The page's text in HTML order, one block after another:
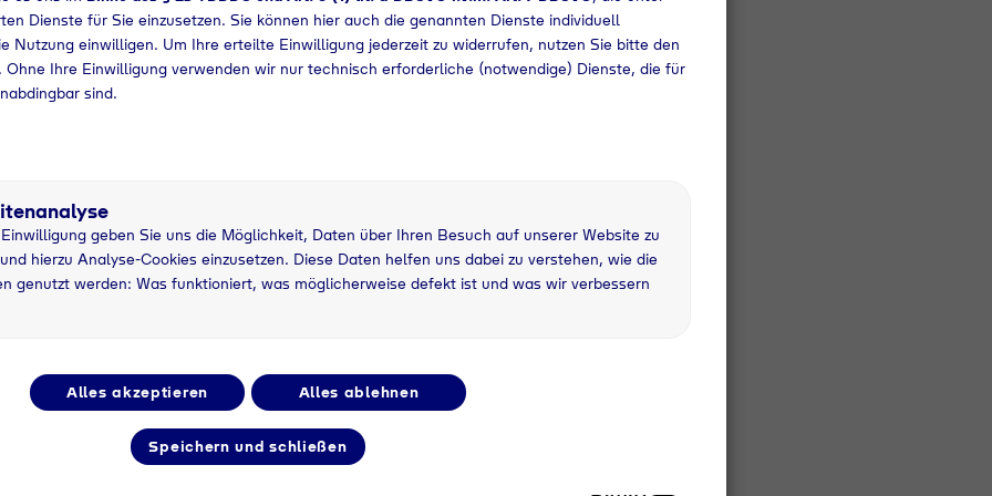
auch ein breites Portfolio an Prozess-, Kälte- und
(N2) im Fokus, denn durch seine inerten
Schutz- und Sicherheitsgas genutzt. Mit der größten
flüssiger Form bei der Tieftemperaturbehandlung zum
das Flüssiggas Propan (C3H8) zum Anfetten der
In DIN-Qualität gewährleistet Propan einen
CO2-Gehalte im Erdgas gehören bei einer
an. Des Weiteren wird das Portfolio durch
Methanol (CH3OH) zur Schutzgaserzeugung ergänzt.
aber auch als reduzierende Schutzgaskomponente sowie
verwendet. Nicht zuletzt sorgt eine sehr breite Auswahl
stabile Prozess- und Qualitätsketten.
Atmospheric Gases“
die Wärmebehandlung bieten auch große Potenziale
Luftgase Stickstoff, Sauerstoff und Argon, die mit Strom
als „Green Atmospheric Gases“ an. Auch von Tyczka per
Wasserstoff aus regenerativ erzeugtem Strom
Dienste für Sie einzusetzen. Sie können hier auch die genannten Dienste individuell
Nutzung einwilligen. Um Ihre erteilte Einwilligung jederzeit zu widerrufen, nutzen Sie bitte den
Ohne Ihre Einwilligung verwenden wir nur technisch erforderliche (notwendige) Dienste, die für
sind.
geben Sie uns die Möglichkeit, Daten über Ihren Besuch auf unserer Website zu
hierzu Analyse-Cookies einzusetzen. Diese Daten helfen uns dabei zu verstehen, wie die
genutzt werden: Was funktioniert, was möglicherweise defekt ist und was wir verbessern
Alles akzeptieren Alles ablehnen
Speichern und schließen